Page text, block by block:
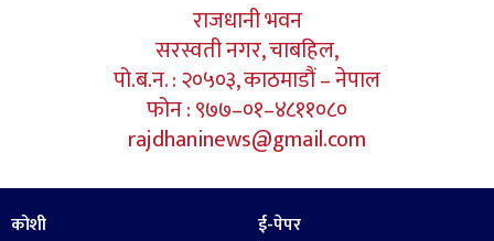
राजधानी भवन
सरस्वती नगर, चाबहिल,
पो.ब.न. : २०५०३, काठमाडौं – नेपाल
फोन : ९७७–०१–४८११०८०
rajdhaninews@gmail.com
कोशी
ई-पेपर